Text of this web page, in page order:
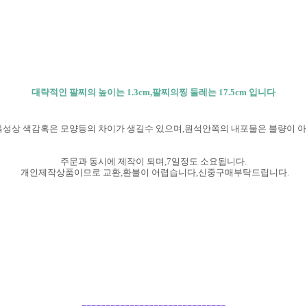
대략적인 팔찌의 높이는 1.3cm,팔찌의찡 둘레는 17.5cm 입니다
상 색감혹은 모양등의 차이가 생길수 있으며,원석안쪽의 내포물은 불량이
주문과 동시에 제작이 되며,7일정도 소요됩니다.
개인제작상품이므로 교환,환불이 어렵습니다,신중구매부탁드립니다.